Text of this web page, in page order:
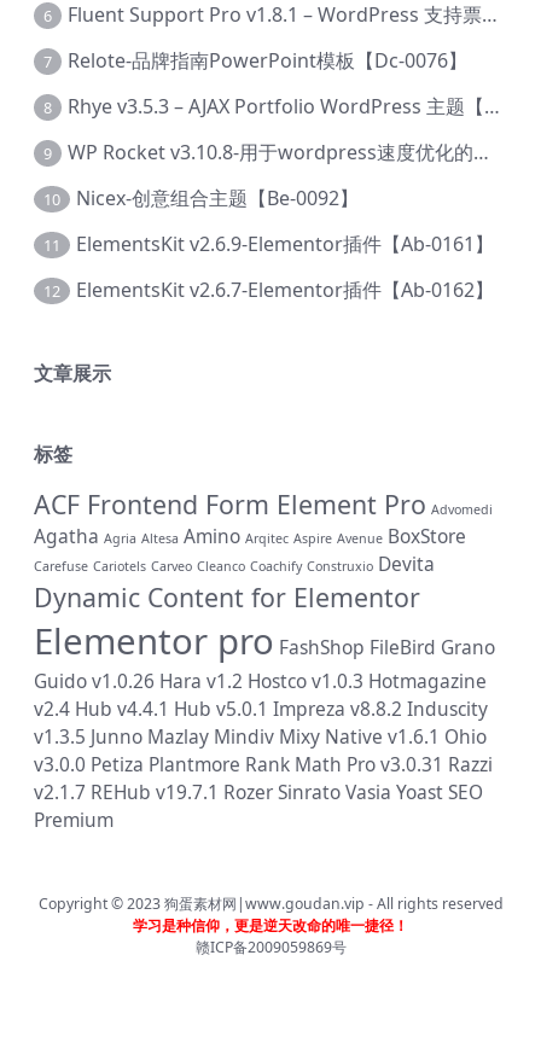
6 Fluent Support Pro v1.8.1 – WordPress 支持票务系统【Cc-0041】
7 Relote-品牌指南PowerPoint模板【Dc-0076】
8 Rhye v3.5.3 – AJAX Portfolio WordPress 主题【Bi-0049】
9 WP Rocket v3.10.8-用于wordpress速度优化的缓存加速插件【Cd-0019】
10 Nicex-创意组合主题【Be-0092】
11 ElementsKit v2.6.9-Elementor插件【Ab-0161】
12 ElementsKit v2.6.7-Elementor插件【Ab-0162】
文章展示
标签
ACF Frontend Form Element Pro Advomedi
Agatha Agria Altesa Amino Arqitec Aspire Avenue BoxStore
Carefuse Cariotels Carveo Cleanco Coachify Construxio Devita
Dynamic Content for Elementor
Elementor pro FashShop FileBird Grano
Guido v1.0.26 Hara v1.2 Hostco v1.0.3 Hotmagazine
v2.4 Hub v4.4.1 Hub v5.0.1 Impreza v8.8.2 Induscity
v1.3.5 Junno Mazlay Mindiv Mixy Native v1.6.1 Ohio
v3.0.0 Petiza Plantmore Rank Math Pro v3.0.31 Razzi
v2.1.7 REHub v19.7.1 RozerSinratoVasia Yoast SEO
Premium
Copyright © 2023狗蛋素材网|www.goudan.vip - All rights reserved
学习是种信仰，更是逆天改命的唯一捷径！
赣ICP备2009059869号